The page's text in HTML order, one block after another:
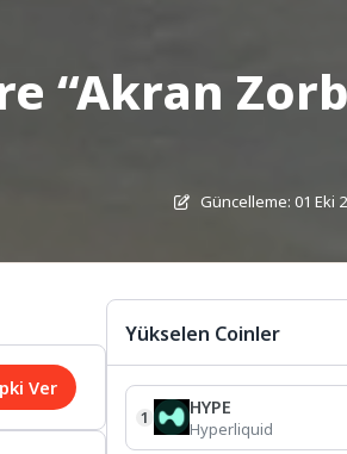
“Akran
Güncelleme: 01 Eki
Ver
Yükselen Coinler
1 HYPE
Hyperliquid